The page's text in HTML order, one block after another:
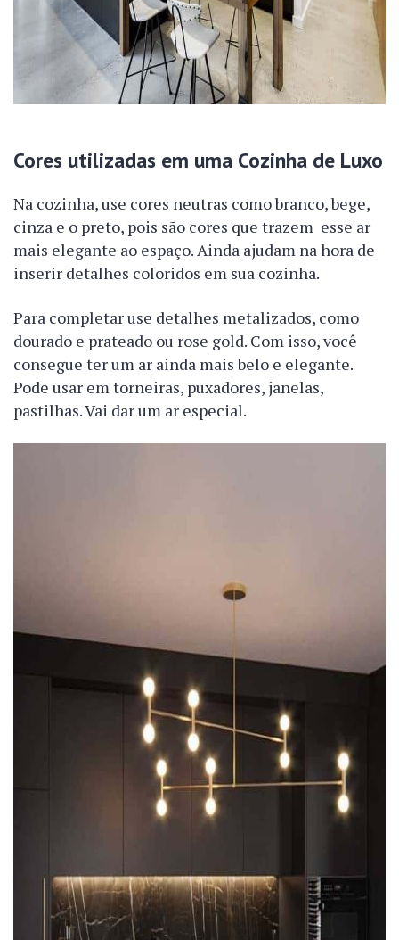
Cores utilizadas em uma Cozinha de Luxo
Na cozinha, use cores neutras como branco, bege,
cinza e o preto, pois são cores que trazem esse ar
mais elegante ao espaço. Ainda ajudam na hora de
inserir detalhes coloridos em sua cozinha.
Para completar use detalhes metalizados, como
dourado e prateado ou rose gold. Com isso, você
consegue ter um ar ainda mais belo e elegante.
Pode usar em torneiras, puxadores, janelas,
pastilhas. Vai dar um ar especial.